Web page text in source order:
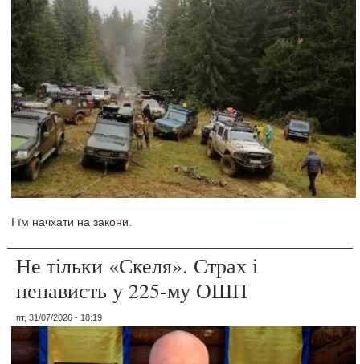
І їм начхати на закони.
Не тільки «Скеля». Страх і
ненависть у 225-му ОШП
пт, 31/07/2026 - 18:19